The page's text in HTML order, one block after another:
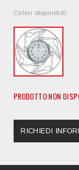
Colori disponibili:
PRODOTTO NON
RICHIEDI